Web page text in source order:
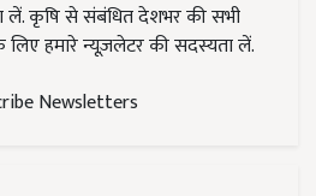
लें. कृषि से संबंधित देशभर की सभी
हमारे न्यूज़लेटर की सदस्यता लें.
Newsletters